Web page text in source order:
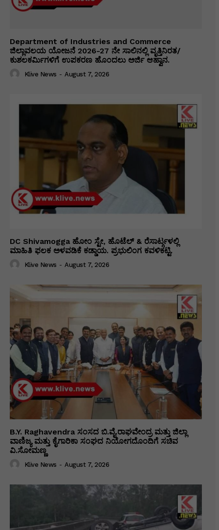
Department of Industries and Commerce
ಜಿಲ್ಲಾವಲಯ ಯೋಜನೆ 2026-27 ನೇ ಸಾಲಿನಲ್ಲಿ ವೃತ್ತಿನಿರತ/
ಕುಶಲಕರ್ಮಿಗಳಿಗೆ ಉಪಕರಣ ಹೊಂದಲು ಅರ್ಜಿ ಆಹ್ವಾನ.
Klive News - August 7, 2026
DC Shivamogga ಹೋಂ ಸ್ಟೇ, ಹೊಟೆಲ್ & ರೆಸಾರ್ಟ್ಗಳಲ್ಲಿ
ಮಾಹಿತಿ ಫಲಕ ಅಳವಡಿಕೆ ಕಡ್ಡಾಯ. ಪ್ರಭುಲಿಂಗ ಕವಳಿಕಟ್ಟಿ.
Klive News - August 7, 2026
B.Y. Raghavendra ಸಂಸದ ಬಿ.ವೈ.ರಾಘವೇಂದ್ರ ಮತ್ತು ಜಿಲ್ಲಾ
ವಾಣಿಜ್ಯ ಮತ್ತು ಕೈಗಾರಿಕಾ ಸಂಘದ ನಿಯೋಗದೊಂದಿಗೆ ಸಚಿವ
ವಿ‌.ಸೋಮಣ್ಣ
Klive News - August 7, 2026